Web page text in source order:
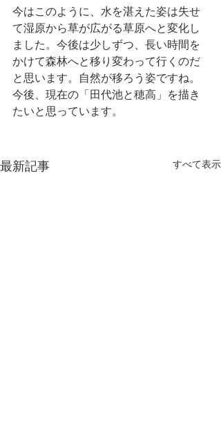
今はこのように、水を湛えた姿は失せ
て湿原から草が広がる草原へと変化し
ました。今後は少しずつ、長い時間を
かけて森林へと移り変わって行くのだ
と思います。自然が移ろう姿ですね。
今後、現在の「田代池と穂高」を描き
たいと思っています。
最新記事 すべて表示